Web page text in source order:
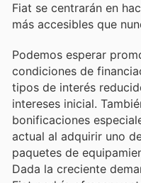
Fiat se centrarán en
más accesibles que
Podemos esperar
condiciones de
tipos de interés
intereses inicial.
bonificaciones
actual al adquirir uno
paquetes de
Dada la creciente